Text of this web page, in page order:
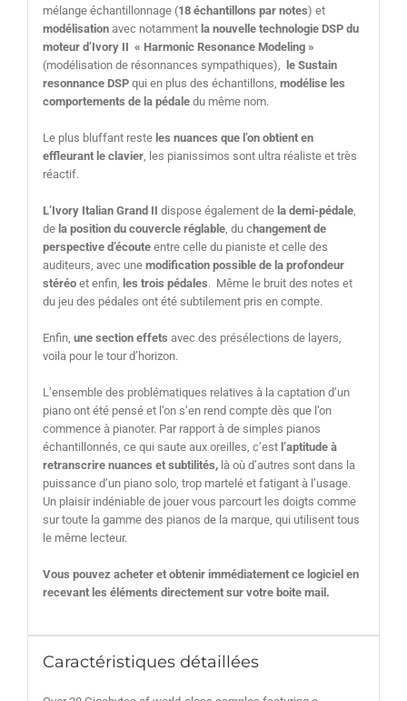
mélange échantillonnage (18 échantillons par notes) et
modélisationavec notamment la nouvelle technologie DSP du
moteur d’Ivory II « Harmonic Resonance Modeling »
(modélisation de résonnances sympathiques),
le Sustain
resonnance DSPqui en plus des échantillons, modélise les
comportements de la pédaledu même nom.
Le plus bluffant reste les nuances que l’on obtient en
effleurant le clavier, les pianissimos sont ultra réaliste et très
réactif.
L’Ivory Italian Grand II dispose également dela demi-pédale,
de la position du couvercle réglable, du changement de
perspective d’écouteentre celle du pianiste et celle des
auditeurs, avec unemodification possible de la profondeur
stéréoet enfin, les trois pédales. Même le bruit des notes et
du jeu des pédales ont été subtilement pris en compte.
Enfin, une section effets avec des présélections de layers,
voila pour le tour d’horizon.
L’ensemble des problématiques relatives à la captation d’un
piano ont été pensé et l’on s’en rend compte dès que l’on
commence à pianoter. Par rapport à de simples pianos
échantillonnés, ce qui saute aux oreilles, c’est l’aptitude à
retranscrire nuances et subtilités,là où d’autres sont dans la
puissance d’un piano solo, trop martelé et fatigant à l’usage.
Un plaisir indéniable de jouer vous parcourt les doigts comme
sur toute la gamme des pianos de la marque, qui utilisent tous
le même lecteur.
Vous pouvez acheter et obtenir immédiatement ce logiciel en
recevant les éléments directement sur votre boite mail.
Caractéristiques détaillées